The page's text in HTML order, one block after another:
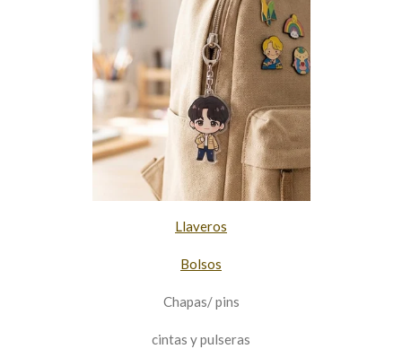
Llaveros
Bolsos
Chapas/ pins
cintas y pulseras